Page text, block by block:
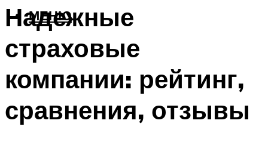
МЕНЮ
Надежные
страховые
компании: рейтинг,
сравнения, отзывы